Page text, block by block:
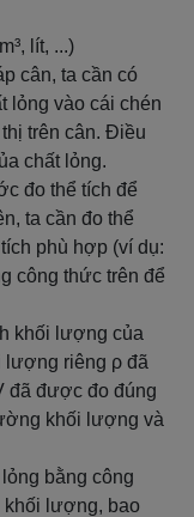
lít, ...)
cân, ta cần có
lỏng vào cái chén
trên cân. Điều
chất lỏng.
đo thể tích để
ta cần đo thể
phù hợp (ví dụ:
công thức trên để
khối lượng của
lượng riêng ρ đã
đã được đo đúng
khối lượng và
bằng công
khối lượng, bao